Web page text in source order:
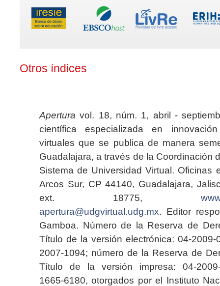
Otros índices
Apertura vol. 18, núm. 1, abril -
científica especializada en
virtuales que se publica de manera
Guadalajara, a través de la Coordinación
Sistema de Universidad Virtual. Oficinas
Arcos Sur, CP 44140, Guadalajara,
ext. 18775,
apertura@udgvirtual.udg.mx. Editor
Gamboa. Número de la Reserva de
Título de la versión electrónica: 04-2009-
2007-1094; número de la Reserva de
Título de la versión impresa: 04-2009-
1665-6180, otorgados por el Instituto